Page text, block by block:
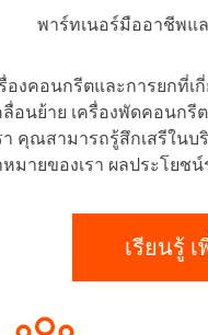
พาร์ทเนอร์มืออาชีพแ
องคอนกรีตและการยก
นย้าย เครื่องพัดคอนกรี
า คุณสามารถรู้สึกเสรี
หมายของเรา ผลประโย
เรียนรู้ เ